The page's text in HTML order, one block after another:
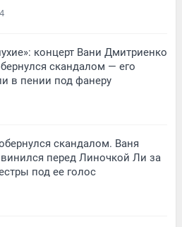
концерт Вани Дмитриенко
скандалом — его
в пении под фанеру
скандалом. Ваня
перед Линочкой Ли за
под ее голос